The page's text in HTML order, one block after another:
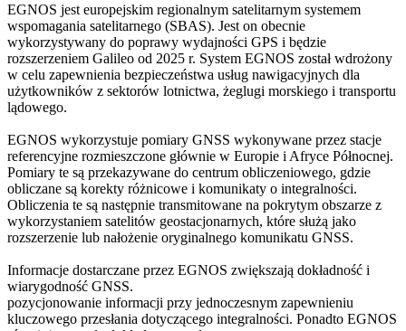
EGNOS jest europejskim regionalnym satelitarnym systemem
wspomagania satelitarnego (SBAS). Jest on obecnie
wykorzystywany do poprawy wydajności GPS i będzie
rozszerzeniem Galileo od 2025 r. System EGNOS został wdrożony
w celu zapewnienia bezpieczeństwa usług nawigacyjnych dla
użytkowników z sektorów lotnictwa, żeglugi morskiego i transportu
lądowego.
EGNOS wykorzystuje pomiary GNSS wykonywane przez stacje
referencyjne rozmieszczone głównie w Europie i Afryce Północnej.
Pomiary te są przekazywane do centrum obliczeniowego, gdzie
obliczane są korekty różnicowe i komunikaty o integralności.
Obliczenia te są następnie transmitowane na pokrytym obszarze z
wykorzystaniem satelitów geostacjonarnych, które służą jako
rozszerzenie lub nałożenie oryginalnego komunikatu GNSS.
Informacje dostarczane przez EGNOS zwiększają dokładność i
wiarygodność GNSS.
pozycjonowanie informacji przy jednoczesnym zapewnieniu
kluczowego przesłania dotyczącego integralności. Ponadto EGNOS